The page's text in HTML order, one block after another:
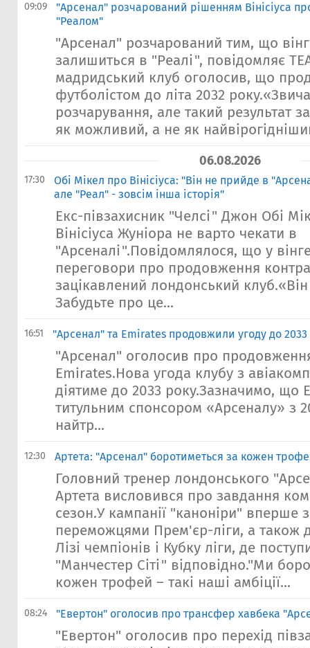
09:09
"Арсенал" розчарований рішенням Вінісіуса
"Реалом"
"Арсенал" розчарований тим, що
залишиться в "Реалі", повідомляє
мадридський клуб оголосив, що
футболістом до літа 2032
розчарування, але такий результат
як можливий, а не як
06.08.2026
17:30
Обі Мікел про Вінісіуса: "Він не прийде в
але "Реал" - зовсім інша історія"
Екс-півзахисник "Челсі" Джон Обі
Вінісіуса Жуніора не варто чекати в
"Арсеналі".Повідомлялося, що у
переговори про продовження
зацікавлений лондонський
Забудьте про це...
16:51 "Арсенал" та Emirates продовжили угоду до 2033
"Арсенал" оголосив про
Emirates.Нова угода клубу з
діятиме до 2033 року.Зазначимо, що
титульним спонсором «Арсеналу» з
найтр...
12:30 Артета: "Арсенал" боротиметься за кожен
Головний тренер лондонського
Артета висловився про завдання
сезон.У кампанії "каноніри" вперше
переможцями Прем'єр-ліги, а також
Лізі чемпіонів і Кубку ліги, де
"Манчестер Сіті" відповідно."Ми
кожен трофей – такі наші амбіції...
08:24 "Евертон" оголосив про трансфер хавбека
"Евертон" оголосив про перехід